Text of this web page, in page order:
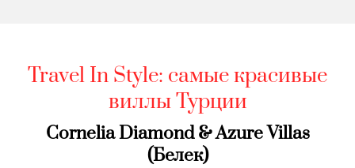
Travel In Style: самые красивые
виллы Турции
Cornelia Diamond & Azure Villas
(Белек)